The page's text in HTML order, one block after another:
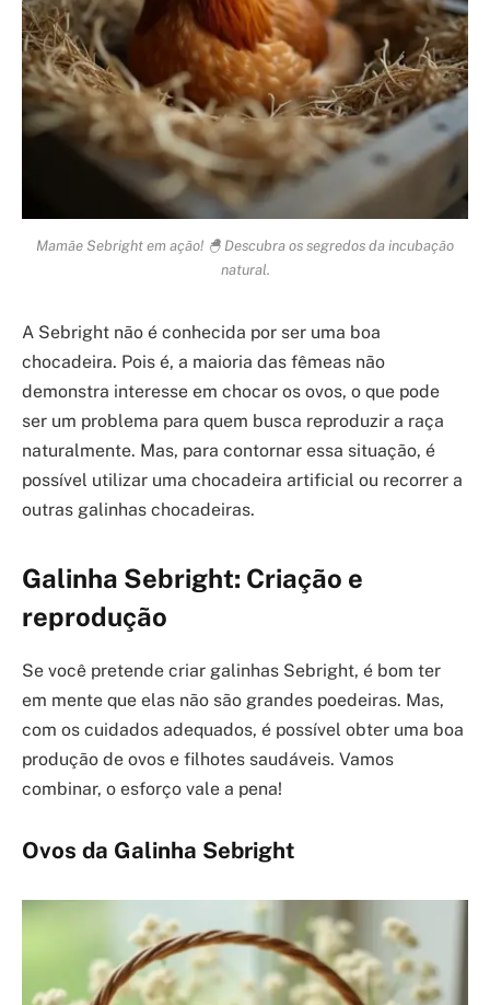
Mamãe Sebright em ação! 🐣 Descubra os segredos da incubação
natural.
A Sebright não é conhecida por ser uma boa
chocadeira. Pois é, a maioria das fêmeas não
demonstra interesse em chocar os ovos, o que pode
ser um problema para quem busca reproduzir a raça
naturalmente. Mas, para contornar essa situação, é
possível utilizar uma chocadeira artificial ou recorrer a
outras galinhas chocadeiras.
Galinha Sebright: Criação e
reprodução
Se você pretende criar galinhas Sebright, é bom ter
em mente que elas não são grandes poedeiras. Mas,
com os cuidados adequados, é possível obter uma boa
produção de ovos e filhotes saudáveis. Vamos
combinar, o esforço vale a pena!
Ovos da Galinha Sebright